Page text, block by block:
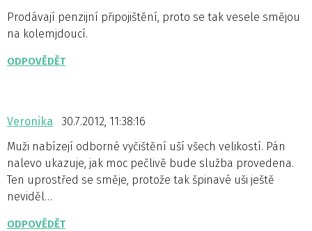
Prodávají penzijní připojištění, proto se tak vesele smějou
na kolemjdoucí.
ODPOVĚDĚT
Veronika
30.7.2012, 11:38:16
Muži nabízejí odborné vyčištění uší všech velikostí. Pán
nalevo ukazuje, jak moc pečlivě bude služba provedena.
Ten uprostřed se směje, protože tak špinavé uši ještě
neviděl…
ODPOVĚDĚT